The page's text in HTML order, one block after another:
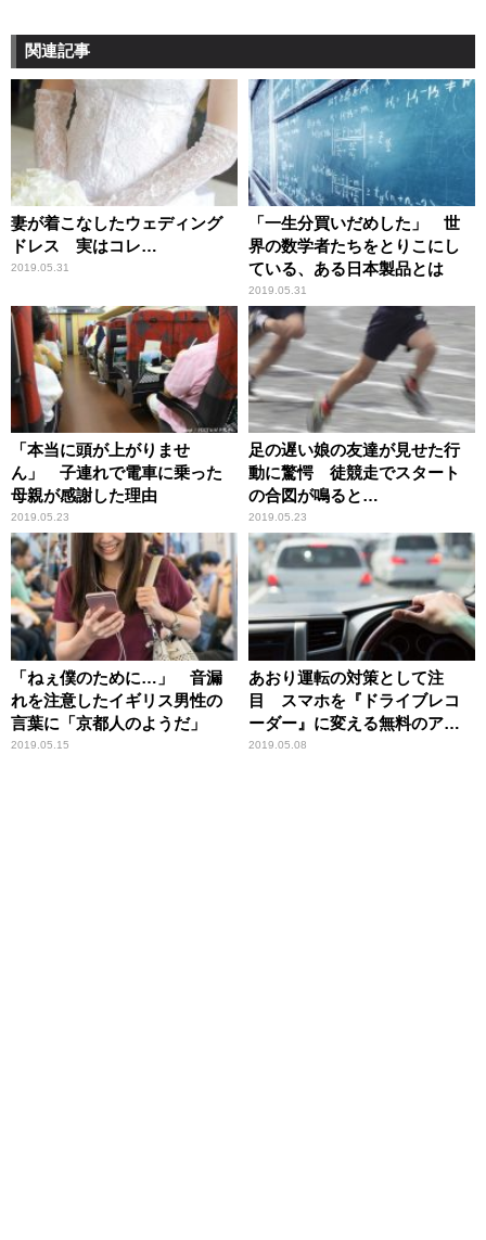
関連記事
妻が着こなしたウェディング
ドレス 実はコレ…
2019.05.31
「一生分買いだめした」 世
界の数学者たちをとりこにし
ている、ある日本製品とは
2019.05.31
「本当に頭が上がりませ
ん」 子連れで電車に乗った
母親が感謝した理由
2019.05.23
足の遅い娘の友達が見せた行
動に驚愕 徒競走でスタート
の合図が鳴ると…
2019.05.23
「ねぇ僕のために…」 音漏
れを注意したイギリス男性の
言葉に「京都人のようだ」
2019.05.15
あおり運転の対策として注
目 スマホを『ドライブレコ
ーダー』に変える無料のアプ
リ
2019.05.08